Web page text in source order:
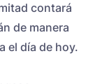
contará
de manera
el día de hoy.